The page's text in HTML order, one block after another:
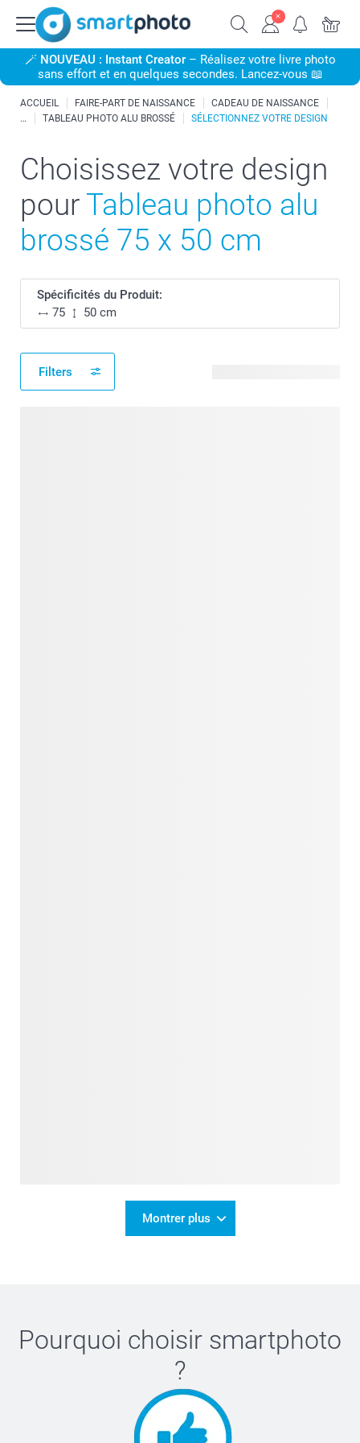
🪄 NOUVEAU : Instant Creator– Réalisez votre livre photo
sans effort et en quelques secondes. Lancez-vous 📖
ACCUEIL FAIRE-PART DE NAISSANCE
CADEAU DE NAISSANCE
TABLEAU PHOTO ALU BROSSÉ
SÉLECTIONNEZ VOTRE DESIGN
Choisissez votre design
pour Tableau photo alu
brossé 75 x 50 cm
Spécificités du Produit:
75
50 cm
Filters
Montrer plus
Pourquoi choisir smartphoto
?